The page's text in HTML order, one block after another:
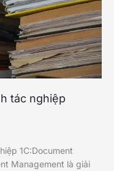
tác nghiệp
1C:Document
Management là giải